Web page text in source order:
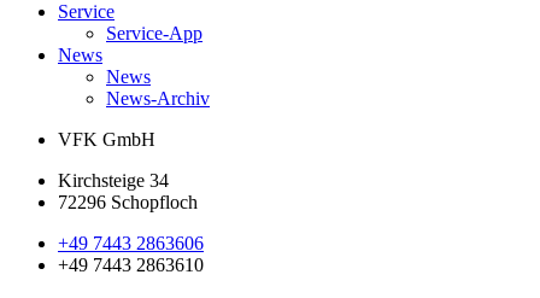
Service
Service-App
News
News
News-Archiv
VFK GmbH
Kirchsteige 34
72296 Schopfloch
+49 7443 2863606
+49 7443 2863610